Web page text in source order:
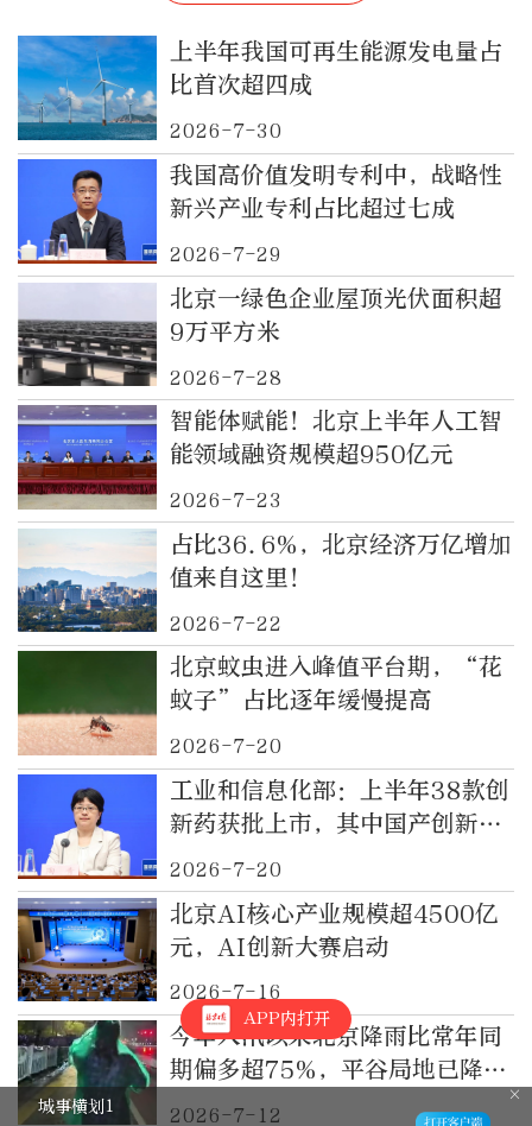
上半年我国可再生能源发电量占
比首次超四成
2026-7-30
我国高价值发明专利中，战略性
新兴产业专利占比超过七成
2026-7-29
北京一绿色企业屋顶光伏面积超
9万平方米
2026-7-28
智能体赋能！北京上半年人工智
能领域融资规模超950亿元
2026-7-23
占比36.6%，北京经济万亿增加
值来自这里！
2026-7-22
北京蚊虫进入峰值平台期，“花
蚊子”占比逐年缓慢提高
2026-7-20
工业和信息化部：上半年38款创
新药获批上市，其中国产创新药
占比超过80%
2026-7-20
北京AI核心产业规模超4500亿
元，AI创新大赛启动
2026-7-16
今年入汛以来北京降雨比常年同
期偏多超75%，平谷局地已降特
大暴雨
2026-7-12
APP内打开
城事横划1